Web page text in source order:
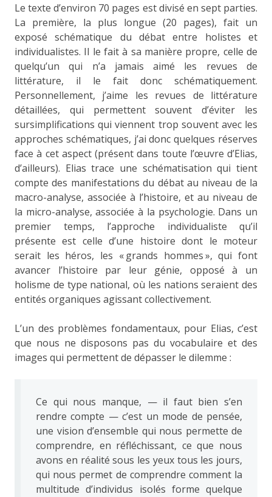
Le texte d’environ 70 pages est divisé en sept parties.
La première, la plus longue (20 pages), fait un
exposé schématique du débat entre holistes et
individualistes. Il le fait à sa manière propre, celle de
quelqu’un qui n’a jamais aimé les revues de
littérature, il le fait donc schématiquement.
Personnellement, j’aime les revues de littérature
détaillées, qui permettent souvent d’éviter les
sursimplifications qui viennent trop souvent avec les
approches schématiques, j’ai donc quelques réserves
face à cet aspect (présent dans toute l’œuvre d’Elias,
d’ailleurs). Elias trace une schématisation qui tient
compte des manifestations du débat au niveau de la
macro-analyse, associée à l’histoire, et au niveau de
la micro-analyse, associée à la psychologie. Dans un
premier temps, l’approche individualiste qu’il
présente est celle d’une histoire dont le moteur
serait les héros, les « grands hommes », qui font
avancer l’histoire par leur génie, opposé à un
holisme de type national, où les nations seraient des
entités organiques agissant collectivement.
L’un des problèmes fondamentaux, pour Elias, c’est
que nous ne disposons pas du vocabulaire et des
images qui permettent de dépasser le dilemme :
Ce qui nous manque, — il faut bien s’en
rendre compte — c’est un mode de pensée,
une vision d’ensemble qui nous permette de
comprendre, en réfléchissant, ce que nous
avons en réalité sous les yeux tous les jours,
qui nous permet de comprendre comment la
multitude d’individus isolés forme quelque